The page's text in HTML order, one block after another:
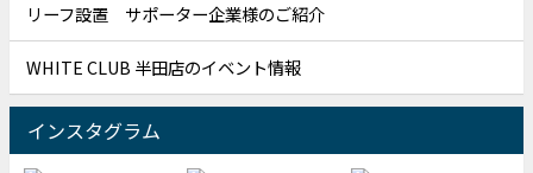
リーフ設置 サポーター企業様のご紹介
WHITE CLUB 半田店のイベント情報
インスタグラム